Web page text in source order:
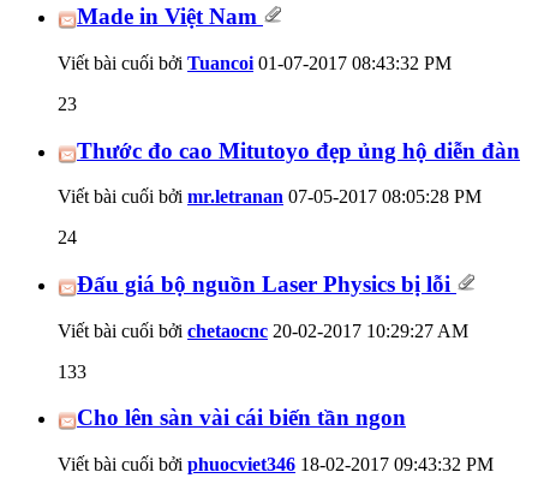
Made in Việt Nam
Viết bài cuối bởi Tuancoi 01-07-2017 08:43:32 PM
23
Thước đo cao Mitutoyo đẹp ủng hộ diễn đàn
Viết bài cuối bởi mr.letranan 07-05-2017 08:05:28 PM
24
Đấu giá bộ nguồn Laser Physics bị lỗi
Viết bài cuối bởi chetaocnc 20-02-2017 10:29:27 AM
133
Cho lên sàn vài cái biến tần ngon
Viết bài cuối bởi phuocviet346 18-02-2017 09:43:32 PM